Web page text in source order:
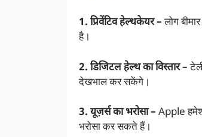
1. प्रिवेंटिव हेल्थकेयर –लोग
है।
2. डिजिटल हेल्थ का विस्तार –
देखभाल कर सकेंगे।
3. यूज़र्स का भरोसा – Apple
भरोसा कर सकते हैं।